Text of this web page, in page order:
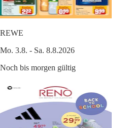
REWE
Mo. 3.8. - Sa. 8.8.2026
Noch bis morgen gültig